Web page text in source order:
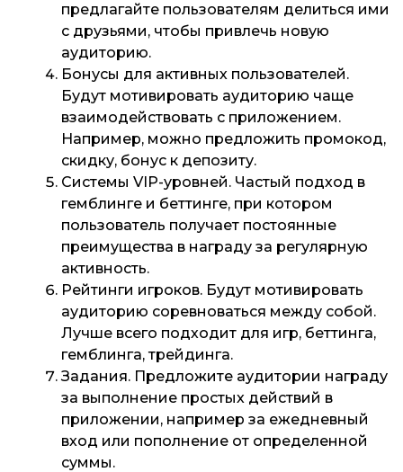
предлагайте пользователям делиться ими
с друзьями, чтобы привлечь новую
аудиторию.
Бонусы для активных пользователей.
Будут мотивировать аудиторию чаще
взаимодействовать с приложением.
Например, можно предложить промокод,
скидку, бонус к депозиту.
Системы VIP-уровней. Частый подход в
гемблинге и беттинге, при котором
пользователь получает постоянные
преимущества в награду за регулярную
активность.
Рейтинги игроков. Будут мотивировать
аудиторию соревноваться между собой.
Лучше всего подходит для игр, беттинга,
гемблинга, трейдинга.
Задания. Предложите аудитории награду
за выполнение простых действий в
приложении, например за ежедневный
вход или пополнение от определенной
суммы.